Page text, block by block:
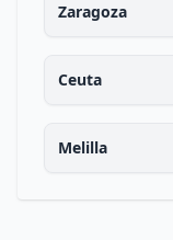
Zaragoza
Ceuta
Melilla